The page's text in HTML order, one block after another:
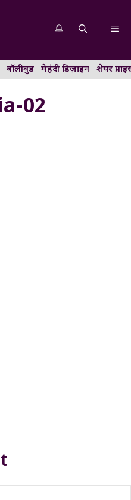
बॉलीवुड मेहंदी डिज़ाइन शेयर
02